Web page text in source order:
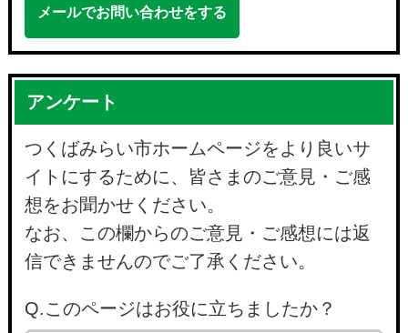
メールでお問い合わせをする
アンケート
つくばみらい市ホームページをより良いサ
イトにするために、皆さまのご意見・ご感
想をお聞かせください。
なお、この欄からのご意見・ご感想には返
信できませんのでご了承ください。
Q.このページはお役に立ちましたか？